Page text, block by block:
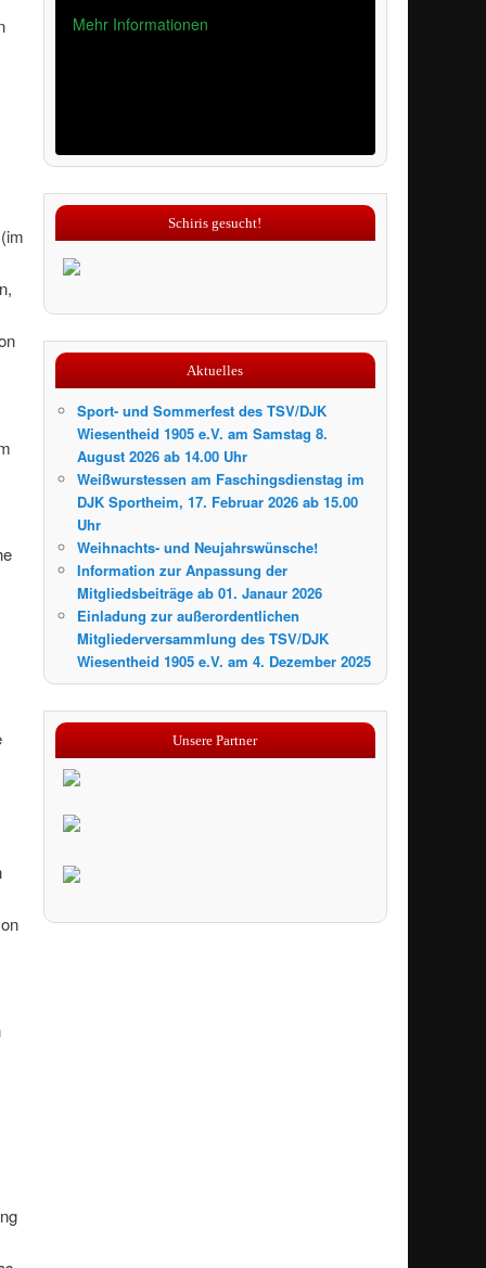
Mehr Informationen
Schiris gesucht!
Aktuelles
Sport- und Sommerfest des TSV/DJK
Wiesentheid 1905 e.V. am Samstag 8.
August 2026 ab 14.00 Uhr
Weißwurstessen am Faschingsdienstag im
DJK Sportheim, 17. Februar 2026 ab 15.00
Uhr
Weihnachts- und Neujahrswünsche!
Information zur Anpassung der
Mitgliedsbeiträge ab 01. Janaur 2026
Einladung zur außerordentlichen
Mitgliederversammlung des TSV/DJK
Wiesentheid 1905 e.V. am 4. Dezember 2025
Unsere Partner